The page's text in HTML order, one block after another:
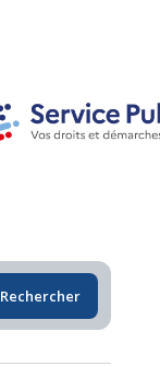
Rechercher